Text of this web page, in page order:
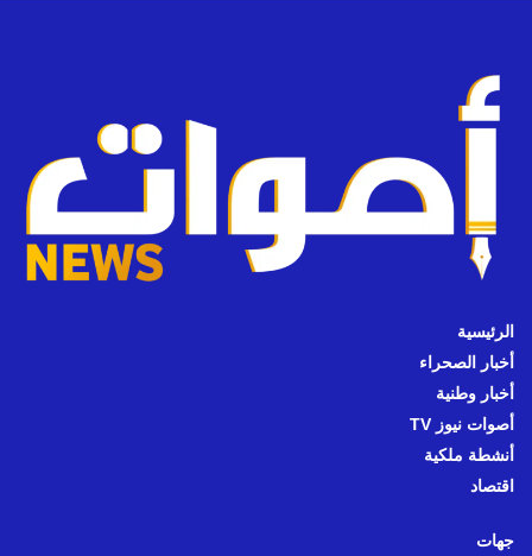
الرئيسية
أخبار الصحراء
أخبار وطنية
أصوات نيوز TV
أنشطة ملكية
اقتصاد
جهات